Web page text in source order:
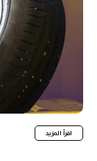
اقرأ المزيد